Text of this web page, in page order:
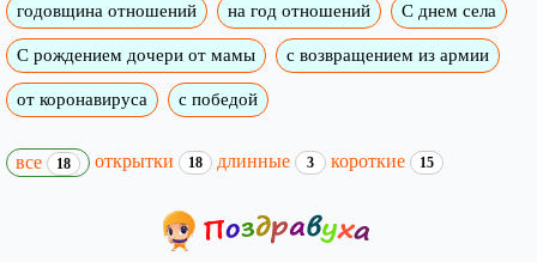
годовщина отношений на год отношений С днем села
С рождением дочери от мамы с возвращением из армии
от коронавируса с победой
все 18 открытки 18 длинные 3 короткие 15